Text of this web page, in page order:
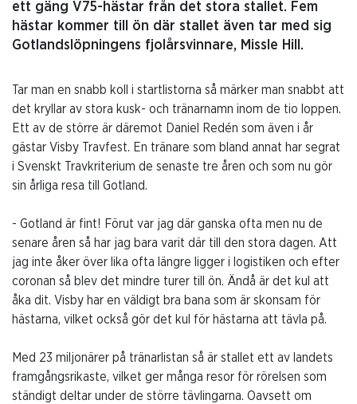
ett gäng V75-hästar från det stora stallet. Fem
hästar kommer till ön där stallet även tar med sig
Gotlandslöpningens fjolårsvinnare, Missle Hill.
Tar man en snabb koll i startlistorna så märker man snabbt att
det kryllar av stora kusk- och tränarnamn inom de tio loppen.
Ett av de större är däremot Daniel Redén som även i år
gästar Visby Travfest. En tränare som bland annat har segrat
i Svenskt Travkriterium de senaste tre åren och som nu gör
sin årliga resa till Gotland.
- Gotland är fint! Förut var jag där ganska ofta men nu de
senare åren så har jag bara varit där till den stora dagen. Att
jag inte åker över lika ofta längre ligger i logistiken och efter
coronan så blev det mindre turer till ön. Ändå är det kul att
åka dit. Visby har en väldigt bra bana som är skonsam för
hästarna, vilket också gör det kul för hästarna att tävla på.
Med 23 miljonärer på tränarlistan så är stallet ett av landets
framgångsrikaste, vilket ger många resor för rörelsen som
ständigt deltar under de större tävlingarna. Oavsett om